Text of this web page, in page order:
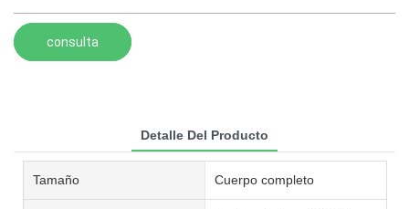
consulta
Detalle Del Producto
Tamaño Cuerpo completo